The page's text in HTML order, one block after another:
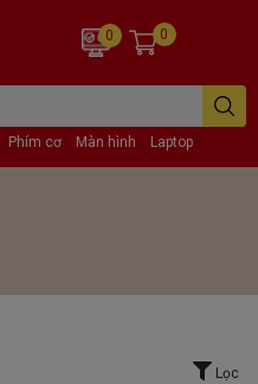
Phím cơ Màn hình Laptop
0 0
Lọc